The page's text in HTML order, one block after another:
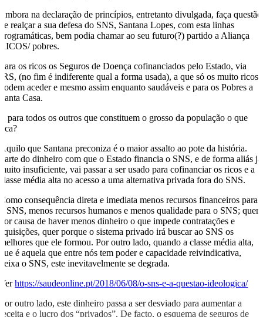
Embora na declaração de princípios, entretanto divulgada, faça questão
de realçar a sua defesa do SNS, Santana Lopes, com esta linhas
programáticas, bem podia chamar ao seu futuro(?) partido a Aliança
RICOS/ pobres.
Para os ricos os Seguros de Doença cofinanciados pelo Estado, via
IRS, (no fim é indiferente qual a forma usada), a que só os muito ricos
podem aceder e mesmo assim enquanto saudáveis e para os Pobres a
Santa Casa.
E para todos os outros que constituem o grosso da população o que
fica?
Aquilo que Santana preconiza é o maior assalto ao pote da história.
Parte do dinheiro com que o Estado financia o SNS, e de forma aliás já
muito insuficiente, vai passar a ser usado para cofinanciar os ricos e a
classe média alta no acesso a uma alternativa privada fora do SNS.
Como consequência direta e imediata menos recursos financeiros para
o SNS, menos recursos humanos e menos qualidade para o SNS; quer
por causa de haver menos dinheiro o que impede contratações e
aquisições, quer porque o sistema privado irá buscar ao SNS os
melhores que ele formou. Por outro lado, quando a classe média alta,
que é aquela que entre nós tem poder e capacidade reivindicativa,
deixa o SNS, este inevitavelmente se degrada.
Verhttps://saudeonline.pt/2018/06/08/o-sns-e-a-questao-ideologica/
Por outro lado, este dinheiro passa a ser desviado para aumentar a
receita e o lucro dos “privados”. De facto, o esquema de seguros de